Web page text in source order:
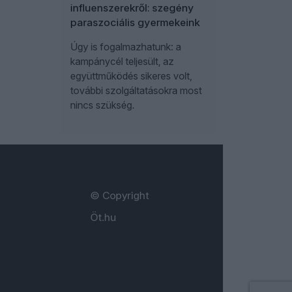
influenszerekről: szegény
paraszociális gyermekeink
Úgy is fogalmazhatunk: a
kampánycél teljesült, az
együttműködés sikeres volt,
további szolgáltatásokra most
nincs szükség.
© Copyright
Öt.hu